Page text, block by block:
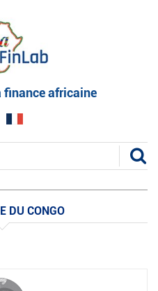
finance africaine
DU CONGO